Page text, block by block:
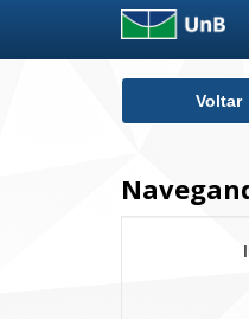
Voltar